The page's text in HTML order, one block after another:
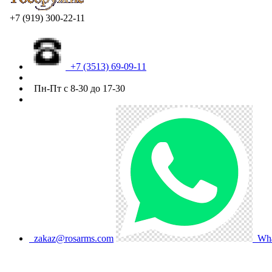
+7 (919) 300-22-11
+7 (3513) 69-09-11
Пн-Пт с 8-30 до 17-30
zakaz@rosarms.com